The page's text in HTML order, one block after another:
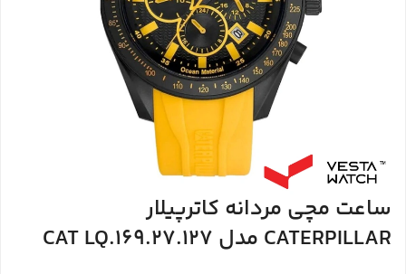
ساعت مچی مردانه کاترپیلار
CATERPILLAR مدل CAT LQ.169.27.127